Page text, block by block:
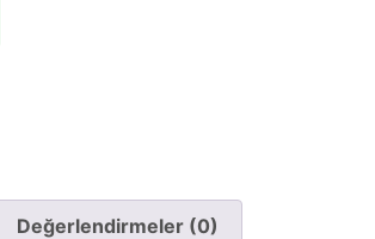
Değerlendirmeler (0)